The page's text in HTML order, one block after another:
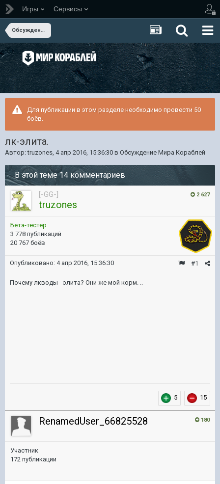
Игры Сервисы
Обсуждение Мира Кораблей
Для публикации в этом разделе необходимо провести 50
боёв.
лк-элита.
Автор:truzones, 4 апр 2016, 15:36:30 в Обсуждение Мира Кораблей
В этой теме 14 комментариев
2 627
[-GG-]
truzones
Бета-тестер
3 778 публикаций
20 767 боёв
#1
Опубликовано: 4 апр 2016, 15:36:30
Почему лкводы - элита? Они же мой корм. ..
5 15
180
RenamedUser_66825528
Участник
172 публикации